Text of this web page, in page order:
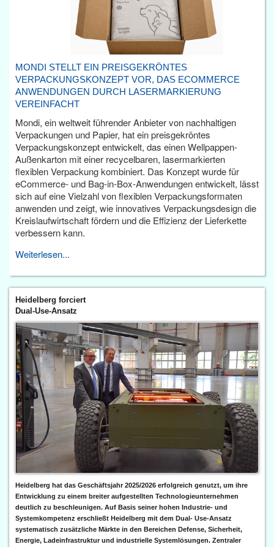
MONDI STELLT EIN PREISGEKRÖNTES
VERPACKUNGSKONZEPT VOR, DAS ECOMMERCE
ANWENDUNGEN DURCH LASERMARKIERUNG
VEREINFACHT
Mondi, ein weltweit führender Anbieter von nachhaltigen
Verpackungen und Papier, hat ein preisgekröntes
Verpackungskonzept entwickelt, das einen Wellpappen-
Außenkarton mit einer recycelbaren, lasermarkierten
flexiblen Verpackung kombiniert. Das Konzept wurde für
eCommerce- und Bag-in-Box-Anwendungen entwickelt, lässt
sich auf eine Vielzahl von flexiblen Verpackungsformaten
anwenden und zeigt, wie innovatives Verpackungsdesign die
Kreislaufwirtschaft fördern und die Effizienz der Lieferkette
verbessern kann.
Weiterlesen...
Heidelberg forciert
Dual-Use-Ansatz
Heidelberg hat das Geschäftsjahr 2025/2026 erfolgreich genutzt, um ihre
Entwicklung zu einem breiter aufgestellten Technologieunternehmen
deutlich zu beschleunigen. Auf Basis seiner hohen Industrie- und
Systemkompetenz erschließt Heidelberg mit dem Dual- Use-Ansatz
systematisch zusätzliche Märkte in den Bereichen Defense, Sicherheit,
Energie, Ladeinfrastruktur und industrielle Systemlösungen. Zentraler